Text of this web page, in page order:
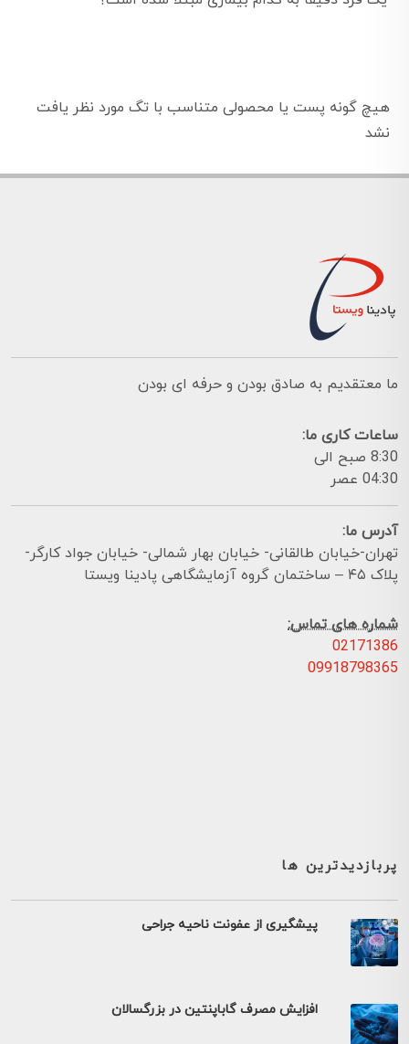
هیچ گونه پست یا محصولی متناسب با تگ مورد نظر یافت
نشد
ما معتقدیم به صادق بودن و حرفه ای بودن
ساعات کاری ما:
8:30 صبح الی
04:30 عصر
آدرس ما:
تهران-خیابان طالقانی- خیابان بهار شمالی- خیابان جواد کارگر-
پلاک ۴۵ – ساختمان گروه آزمایشگاهی پادینا ویستا
شماره های تماس:
02171386
09918798365
پربازدیدترین ها
پیشگیری از عفونت ناحیه جراحی
افزایش مصرف گاباپنتین در بزرگسالان